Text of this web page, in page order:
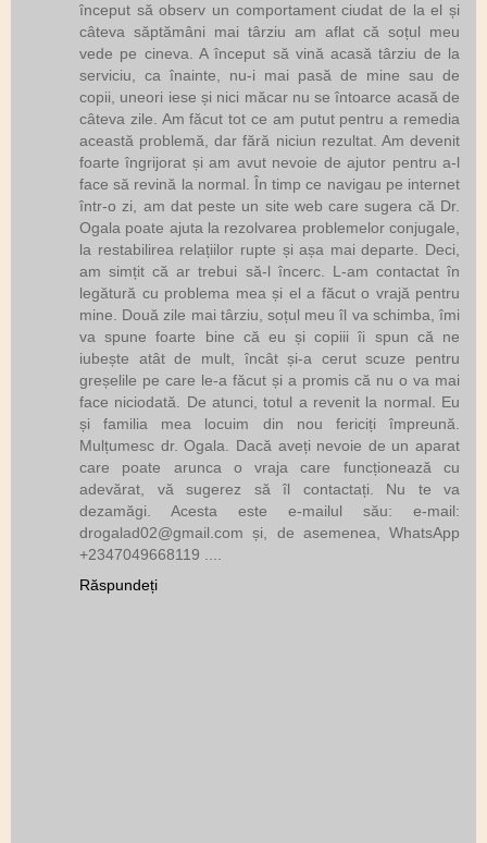
început să observ un comportament ciudat de la el și
câteva săptămâni mai târziu am aflat că soțul meu
vede pe cineva. A început să vină acasă târziu de la
serviciu, ca înainte, nu-i mai pasă de mine sau de
copii, uneori iese și nici măcar nu se întoarce acasă de
câteva zile. Am făcut tot ce am putut pentru a remedia
această problemă, dar fără niciun rezultat. Am devenit
foarte îngrijorat și am avut nevoie de ajutor pentru a-l
face să revină la normal. În timp ce navigau pe internet
într-o zi, am dat peste un site web care sugera că Dr.
Ogala poate ajuta la rezolvarea problemelor conjugale,
la restabilirea relațiilor rupte și așa mai departe. Deci,
am simțit că ar trebui să-l încerc. L-am contactat în
legătură cu problema mea și el a făcut o vrajă pentru
mine. Două zile mai târziu, soțul meu îl va schimba, îmi
va spune foarte bine că eu și copiii îi spun că ne
iubește atât de mult, încât și-a cerut scuze pentru
greșelile pe care le-a făcut și a promis că nu o va mai
face niciodată. De atunci, totul a revenit la normal. Eu
și familia mea locuim din nou fericiți împreună.
Mulțumesc dr. Ogala. Dacă aveți nevoie de un aparat
care poate arunca o vraja care funcționează cu
adevărat, vă sugerez să îl contactați. Nu te va
dezamăgi. Acesta este e-mailul său: e-mail:
drogalad02@gmail.com și, de asemenea, WhatsApp
+2347049668119 ....
Răspundeți